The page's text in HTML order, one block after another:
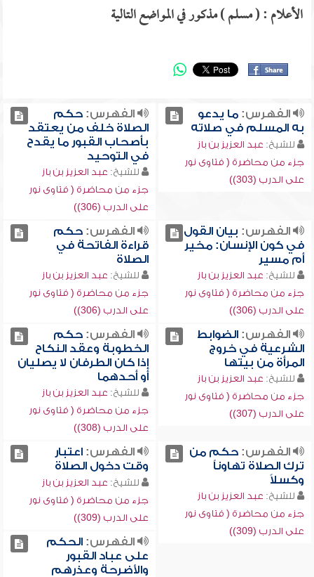
الأعلام : ( مسلم ) مذكور في المواضع التالية
الفهرس:ما يدعو
به المسلم في صلاته
للشيخ: عبد العزيز بن باز
جزء من محاضرة ( فتاوى نور
على الدرب (303))
الفهرس:حكم
الصلاة خلف من يعتقد
بأصحاب القبور ما يقدح
في التوحيد
للشيخ: عبد العزيز بن باز
جزء من محاضرة ( فتاوى نور
على الدرب (306))
الفهرس: بيان القول
في كون الإنسان: مخير
أم مسير
للشيخ: عبد العزيز بن باز
جزء من محاضرة ( فتاوى نور
على الدرب (306))
الفهرس:حكم
قراءة الفاتحة في
الصلاة
للشيخ: عبد العزيز بن باز
جزء من محاضرة ( فتاوى نور
على الدرب (306))
الفهرس:الضوابط
الشرعية في خروج
المرأة من بيتها
للشيخ: عبد العزيز بن باز
جزء من محاضرة ( فتاوى نور
على الدرب (307))
الفهرس:حكم
الخطوبة وعقد النكاح
إذا كان الطرفان لا يصليان
أو أحدهما
للشيخ: عبد العزيز بن باز
جزء من محاضرة ( فتاوى نور
على الدرب (308))
الفهرس:حكم من
ترك الصلاة تهاوناً
وكسلاً
للشيخ: عبد العزيز بن باز
جزء من محاضرة ( فتاوى نور
على الدرب (309))
الفهرس:اعتبار
وقت دخول الصلاة
للشيخ: عبد العزيز بن باز
جزء من محاضرة ( فتاوى نور
على الدرب (309))
الفهرس:الحكم
على عباد القبور
والأضرحة وعذرهم